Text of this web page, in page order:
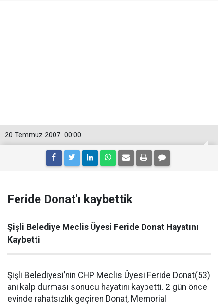
00:00
20 Temmuz 2007
Feride Donat'ı kaybettik
Şişli Belediye Meclis Üyesi Feride Donat Hayatını
Kaybetti
Şişli Belediyesi’nin CHP Meclis Üyesi Feride Donat(53)
ani kalp durması sonucu hayatını kaybetti. 2 gün önce
evinde rahatsızlık geçiren Donat, Memorial